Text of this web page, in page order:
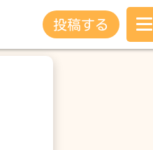
投稿する